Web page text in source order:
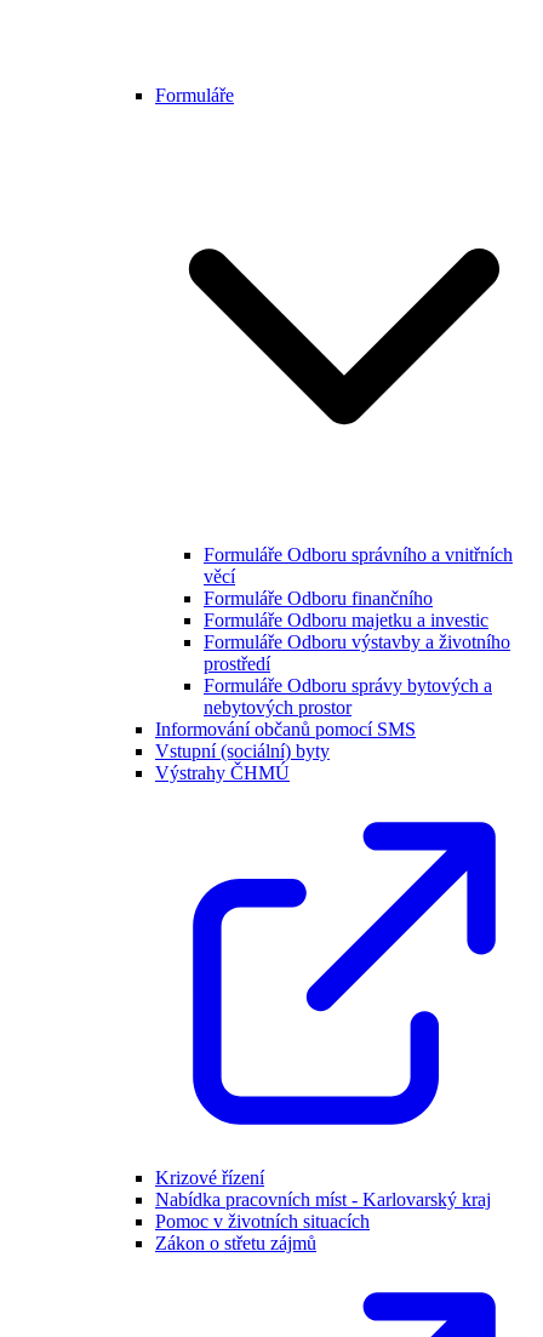
Formuláře
Formuláře Odboru správního a vnitřních
věcí
Formuláře Odboru finančního
Formuláře Odboru majetku a investic
Formuláře Odboru výstavby a životního
prostředí
Formuláře Odboru správy bytových a
nebytových prostor
Informování občanů pomocí SMS
Vstupní (sociální) byty
Výstrahy ČHMÚ
Krizové řízení
Nabídka pracovních míst - Karlovarský kraj
Pomoc v životních situacích
Zákon o střetu zájmů